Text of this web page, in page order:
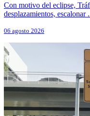
Con motivo del eclipse,
desplazamientos, escalonar
06 agosto 2026